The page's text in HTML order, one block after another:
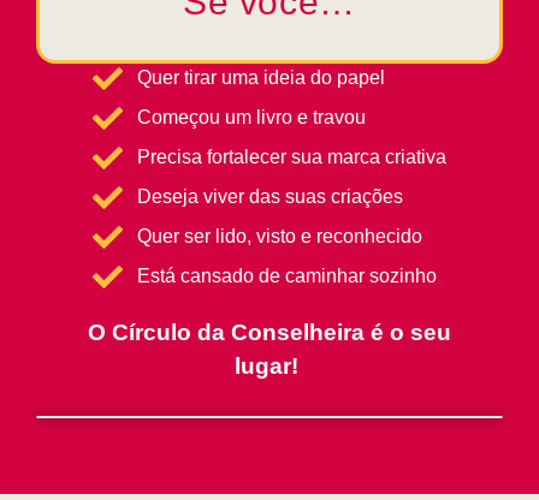
Quer tirar uma ideia do papel
Começou um livro e travou
Precisa fortalecer sua marca criativa
Deseja viver das suas criações
Quer ser lido, visto e reconhecido
Está cansado de caminhar sozinho
O Círculo da Conselheira é o seu
lugar!